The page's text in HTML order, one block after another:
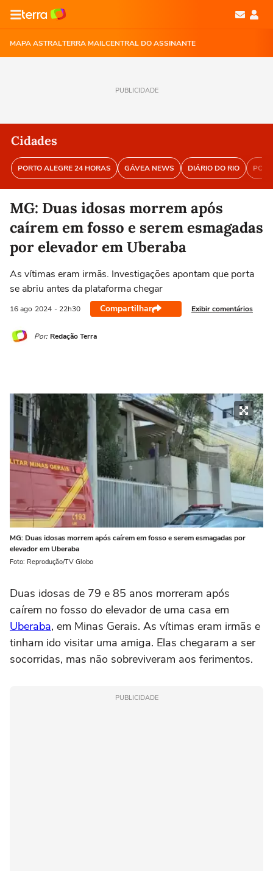
MAPA ASTRALTERRA MAILCENTRAL DO ASSINANTE
PUBLICIDADE
Cidades
PORTO ALEGRE 24 HORAS GÁVEA NEWS DIÁRIO DO RIO
MG: Duas idosas morrem após
caírem em fosso e serem esmagadas
por elevador em Uberaba
As vítimas eram irmãs. Investigações apontam que porta
se abriu antes da plataforma chegar
16 ago 2024 - 22h30 Compartilhar Exibir comentários
Por: Redação Terra
MG: Duas idosas morrem após caírem em fosso e serem esmagadas por
elevador em Uberaba
Foto: Reprodução/TV Globo
Duas idosas de 79 e 85 anos morreram após
caírem no fosso do elevador de uma casa em
Uberaba, em Minas Gerais. As vítimas eram irmãs e
tinham ido visitar uma amiga. Elas chegaram a ser
socorridas, mas não sobreviveram aos ferimentos.
PUBLICIDADE